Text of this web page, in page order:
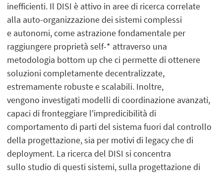
inefficienti. Il DISI è attivo in aree di ricerca correlate
alla auto-organizzazione dei sistemi complessi
e autonomi, come astrazione fondamentale per
raggiungere proprietà self-* attraverso una
metodologia bottom up che ci permette di ottenere
soluzioni completamente decentralizzate,
estremamente robuste e scalabili. Inoltre,
vengono investigati modelli di coordinazione avanzati,
capaci di fronteggiare l'impredicibilità di
comportamento di parti del sistema fuori dal controllo
della progettazione, sia per motivi di legacy che di
deployment. La ricerca del DISI si concentra
sullo studio di questi sistemi, sulla progettazione di